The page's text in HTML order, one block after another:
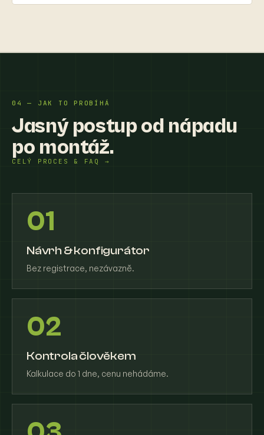
04 — JAK TO PROBÍHÁ
Jasný postup od nápadu
po montáž.
CELÝ PROCES & FAQ →
01
Návrh & konfigurátor
Bez registrace, nezávazně.
02
Kontrola člověkem
Kalkulace do 1 dne, cenu nehádáme.